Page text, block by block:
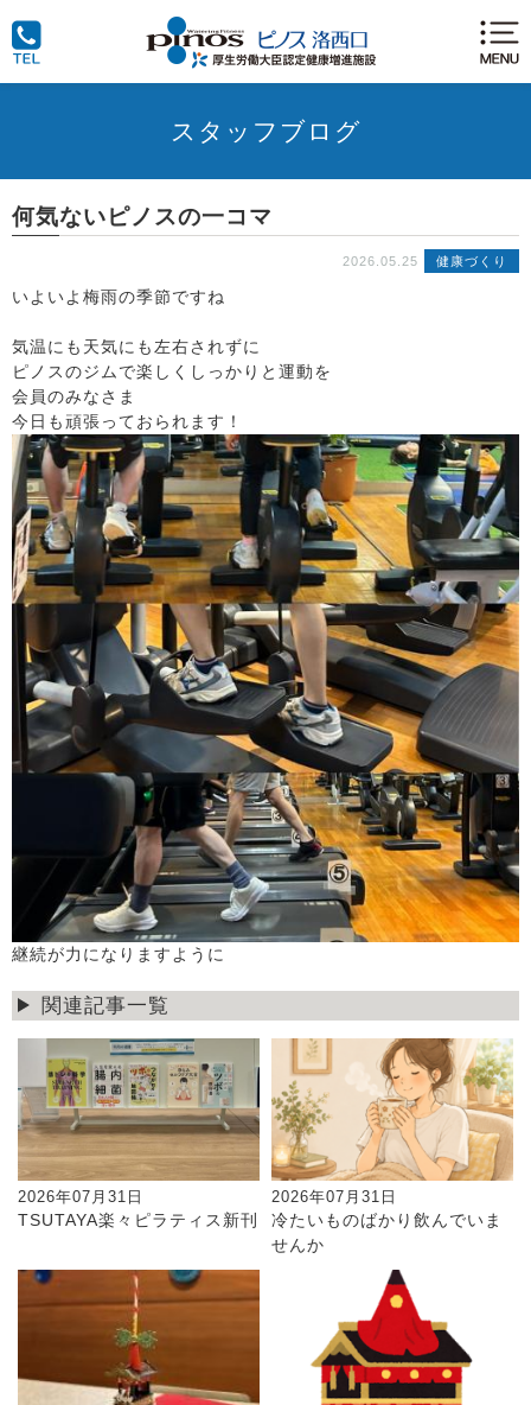
スタッフブログ
何気ないピノスの一コマ
2026.05.25 健康づくり
いよいよ梅雨の季節ですね
気温にも天気にも左右されずに
ピノスのジムで楽しくしっかりと運動を
会員のみなさま
今日も頑張っておられます！
継続が力になりますように
関連記事一覧
2026年07月31日
TSUTAYA楽々ピラティス新刊
2026年07月31日
冷たいものばかり飲んでいま
せんか